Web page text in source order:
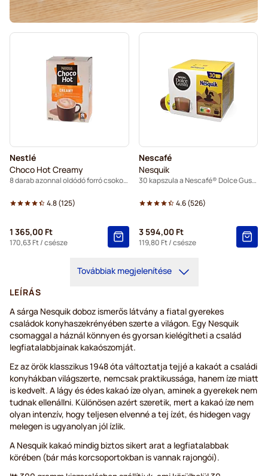
Nestlé
Choco Hot Creamy
8 darab azonnal oldódó forró csokoládé pálca
4.8(125)
1 365,00 Ft
170,63 Ft/ csésze
Nescafé
Nesquik
30 kapszula a Nescafé® Dolce Gusto termékhez
4.6(526)
3 594,00 Ft
119,80 Ft/ csésze
Továbbiak megjelenítése
LEÍRÁS
A sárga Nesquik doboz ismerős látvány a fiatal gyerekes
családok konyhaszekrényében szerte a világon. Egy Nesquik
csomaggal a háznál könnyen és gyorsan kielégítheti a család
legfiatalabbjainak kakaószomját.
Ez az örök klasszikus 1948 óta változtatja tejjé a kakaót a családi
konyhákban világszerte, nemcsak praktikussága, hanem íze miatt
is kedvelt. A lágy és édes kakaó íze olyan, aminek a gyerekek nem
tudnak ellenállni. Különösen azért szeretik, mert a kakaó íze nem
olyan intenzív, hogy teljesen elvenné a tej ízét, és hidegen vagy
melegen is ugyanolyan jól ízlik.
A Nesquik kakaó mindig biztos sikert arat a legfiatalabbak
körében (bár más korcsoportokban is vannak rajongói).